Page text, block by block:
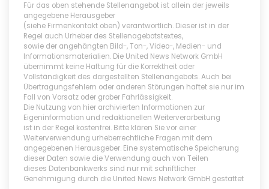
Für das oben stehende Stellenangebot ist allein der jeweils
angegebene Herausgeber
(siehe Firmenkontakt oben) verantwortlich. Dieser ist in der
Regel auch Urheber des Stellenagebotstextes,
sowie der angehängten Bild-, Ton-, Video-, Medien- und
Informationsmaterialien. Die United News Network GmbH
übernimmt keine Haftung für die Korrektheit oder
Vollständigkeit des dargestellten Stellenangebots. Auch bei
Übertragungsfehlern oder anderen Störungen haftet sie nur im
Fall von Vorsatz oder grober Fahrlässigkeit.
Die Nutzung von hier archivierten Informationen zur
Eigeninformation und redaktionellen Weiterverarbeitung
ist in der Regel kostenfrei. Bitte klären Sie vor einer
Weiterverwendung urheberrechtliche Fragen mit dem
angegebenen Herausgeber. Eine systematische Speicherung
dieser Daten sowie die Verwendung auch von Teilen
dieses Datenbankwerks sind nur mit schriftlicher
Genehmigung durch die United News Network GmbH gestattet